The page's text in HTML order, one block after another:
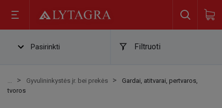
Pasirinkti Filtruoti
Gyvulininkystės įr. bei prekės
Gardai, atitvarai, pertvaros,
tvoros